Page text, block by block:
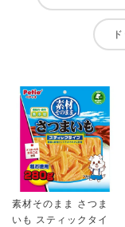
素材そのまま さつま
いも スティックタイ